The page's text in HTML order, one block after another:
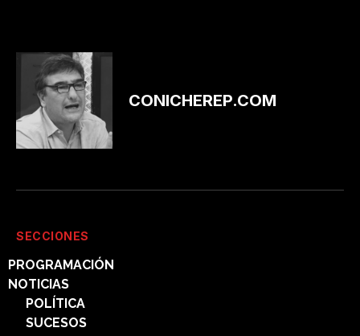
CONICHEREP.COM
SECCIONES
PROGRAMACIÓN
NOTICIAS
POLÍTICA
SUCESOS